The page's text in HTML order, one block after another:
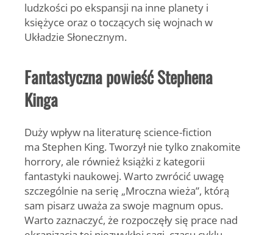
ludzkości po ekspansji na inne planety i
księżyce oraz o toczących się wojnach w
Układzie Słonecznym.
Fantastyczna powieść Stephena
Kinga
Duży wpływ na literaturę science-fiction
ma Stephen King. Tworzył nie tylko znakomite
horrory, ale również książki z kategorii
fantastyki naukowej. Warto zwrócić uwagę
szczególnie na serię „Mroczna wieża”, którą
sam pisarz uważa za swoje magnum opus.
Warto zaznaczyć, że rozpoczęły się prace nad